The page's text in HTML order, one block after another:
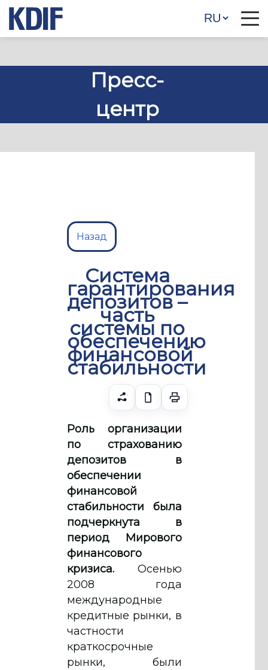
Пресс-
центр
Назад
Система
гарантирования
депозитов –
часть
системы по
обеспечению
финансовой
стабильности
Роль организации
по страхованию
депозитов в
обеспечении
финансовой
стабильности была
подчеркнута в
период Мирового
финансового
кризиса. Осенью
2008 года
международные
кредитные рынки, в
частности
краткосрочные
рынки, были